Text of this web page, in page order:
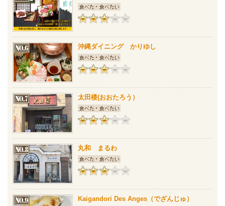
沖縄ダイニング かりゆし
太田楼(おおたろう）
丸和 まるわ
Kaigandori Des Anges（でざんじゅ）